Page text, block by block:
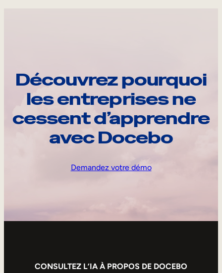
Découvrez pourquoi
les entreprises ne
cessent d’apprendre
avec Docebo
Demandez votre démo
CONSULTEZ L’IA À PROPOS DE DOCEBO